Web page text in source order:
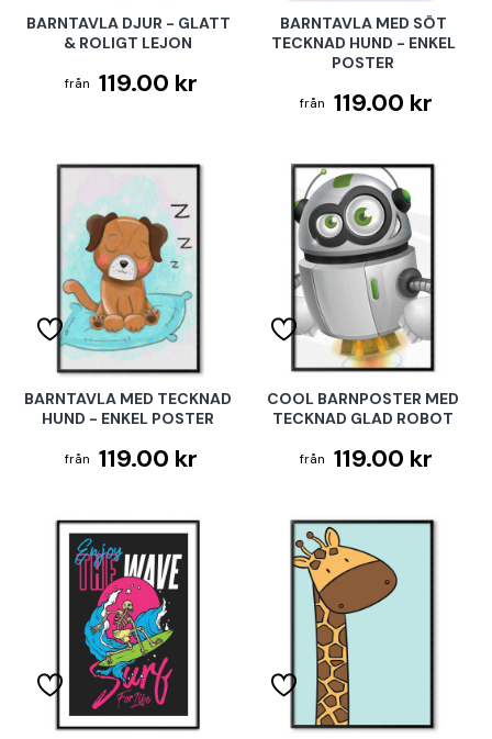
BARNTAVLA DJUR - GLATT
& ROLIGT LEJON
119.00 kr
BARNTAVLA MED SÖT
TECKNAD HUND - ENKEL
POSTER
119.00 kr
BARNTAVLA MED TECKNAD
HUND - ENKEL POSTER
119.00 kr
COOL BARNPOSTER MED
TECKNAD GLAD ROBOT
119.00 kr